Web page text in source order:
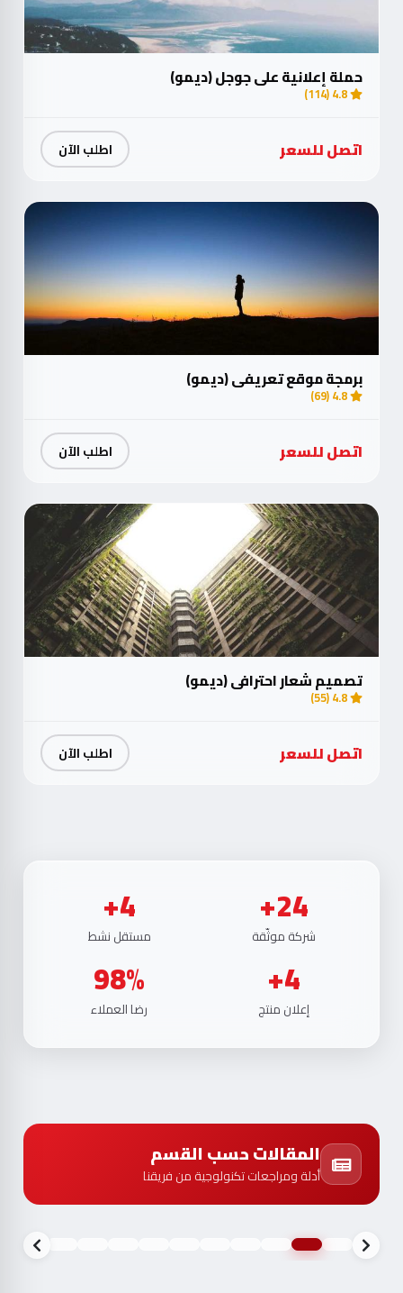
حملة إعلانية على جوجل (ديمو)
4.8 (114)
اتصل للسعر اطلب الآن
برمجة موقع تعريفي (ديمو)
4.8 (69)
اتصل للسعر اطلب الآن
تصميم شعار احترافي (ديمو)
4.8 (55)
اتصل للسعر اطلب الآن
24+
شركة موثّقة
4+
مستقل نشط
4+
إعلان منتج
98%
رضا العملاء
المقالات حسب القسم
أدلة ومراجعات تكنولوجية من فريقنا